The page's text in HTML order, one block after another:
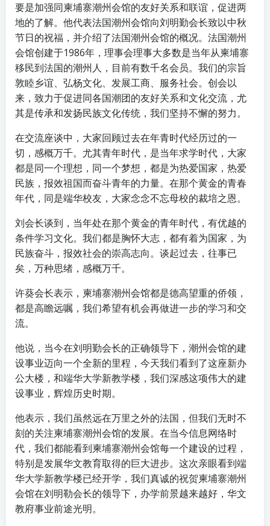
要是加强同柬埔寨潮州会馆的友好关系和联谊，促进两
地的了解。他代表法国潮州会馆向刘明勤会长致以中秋
节日的祝福，并介绍了法国潮州会馆的概况。法国潮州
会馆创建于1986年，理事会理事大多数是当年从柬埔寨
移民到法国的潮州人，目前有数千名会员。我们的宗旨
敦睦乡谊、弘杨文化、发展工商、服务社会。创会以
来，致力于促进同各国潮团的友好关系和文化交流，尤
其是传承和发扬民族文化传统，我们坚持不懈的努力。
在交流座谈中，大家回顾过去在年青时代经历过的一
切，感概万千。尤其青年时代，是当年求学时代，大家
都是同一个理想，同一个梦想，都是为热爱国家，热爱
民族，报效祖国而奋斗青年的力量。在那个黄金的青春
年代，同是端华校友，大家念念不忘母校的裁培之恩。
刘会长谈到，当年处在那个黄金的青年时代，有优越的
条件学习文化。我们都是胸怀大志，都有着为国家，为
民族奋斗，报效社会的崇高志向。谈起过去，往事已
矣，万种思绪，感概万千。
许葵会长表示，柬埔寨潮州会馆都是德高望重的侨领，
都是高瞻远嘱，我们希望有机会再做进一步的学习和交
流。
他说，当今在刘明勤会长的正确领导下，潮州会馆的建
设事业迈向一个全新的里程，今天我们看到了这座新办
公大楼，和端华大学新教学楼，我们深感这项伟大的建
设事业，辉煌历史时期。
他表示，我们虽然远在万里之外的法国，但我们无时不
刻的关注柬埔寨潮州会馆的发展。在当今信息网络时
代，我们都能看到柬埔寨潮州会馆每一个建设的过程，
特别是发展华文教育取得的巨大进步。这次亲眼看到端
华大学新教学楼已经开学，我们真诚的祝贺柬埔寨潮州
会馆在刘明勒会长的领导下，办学前景越来越好，华文
教府事业前途光明。